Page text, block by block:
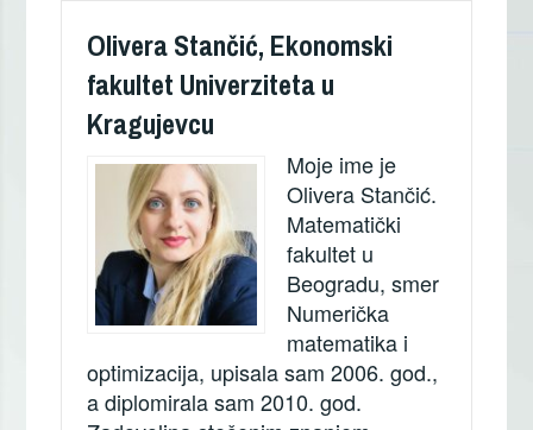
Olivera Stančić, Ekonomski
fakultet Univerziteta u
Kragujevcu
Moje ime je
Olivera Stančić.
Matematički
fakultet u
Beogradu, smer
Numerička
matematika i
optimizacija, upisala sam 2006. god.,
a diplomirala sam 2010. god.